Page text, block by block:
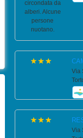
Via
Via